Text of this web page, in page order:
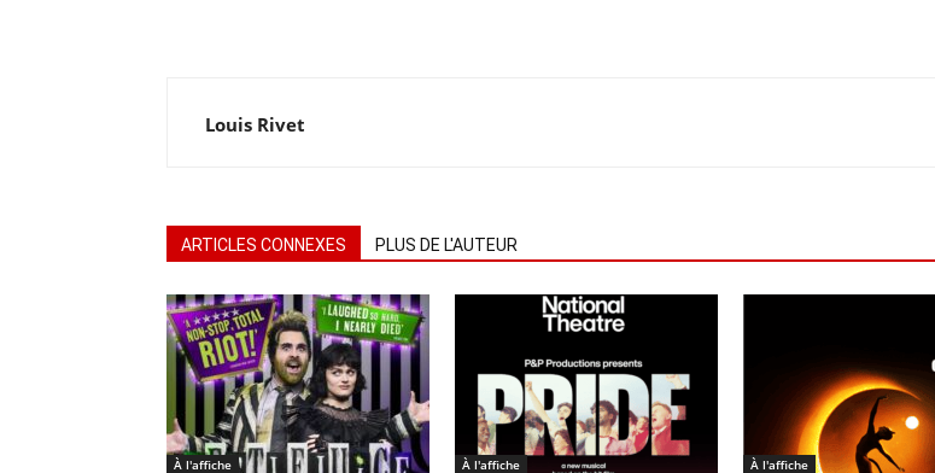
Louis Rivet
ARTICLES CONNEXES PLUS DE L'AUTEUR
À l'affiche À l'affiche À l'affiche